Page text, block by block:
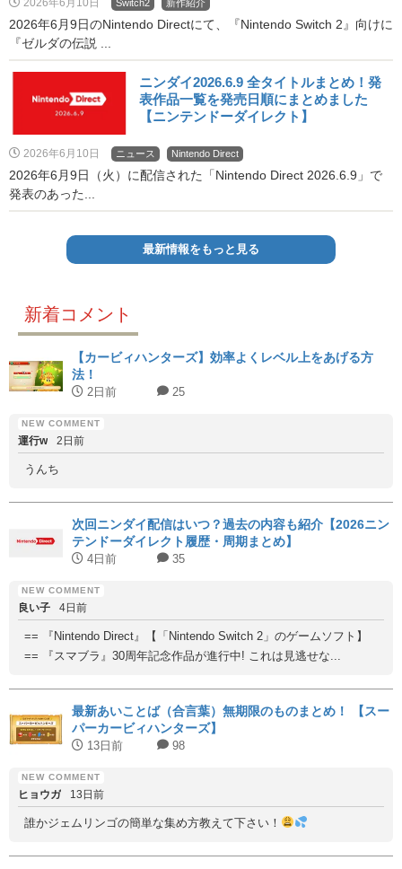
Switch2 新作紹介
2026年6月9日のNintendo Directにて、『Nintendo Switch 2』向けに
『ゼルダの伝説 ...
ニンダイ2026.6.9 全タイトルまとめ！発
表作品一覧を発売日順にまとめました
【ニンテンドーダイレクト】
2026年6月10日 ニュース Nintendo Direct
2026年6月9日（火）に配信された「Nintendo Direct 2026.6.9」で
発表のあった...
最新情報をもっと見る
新着コメント
【カービィハンターズ】効率よくレベル上をあげる方
法！
2日前 25
運行w 2日前
うんち
次回ニンダイ配信はいつ？過去の内容も紹介【2026ニン
テンドーダイレクト履歴・周期まとめ】
4日前 35
良い子 4日前
== 『Nintendo Direct』【「Nintendo Switch 2」のゲームソフト】
== 『スマブラ』30周年記念作品が進行中! これは見逃せな...
最新あいことば（合言葉）無期限のものまとめ！ 【スー
パーカービィハンターズ】
13日前 98
ヒョウガ 13日前
誰かジェムリンゴの簡単な集め方教えて下さい！